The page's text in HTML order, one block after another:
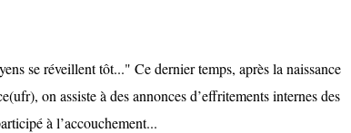
se réveillent tôt..." Ce dernier temps, après la naissance
on assiste à des annonces d’effritements internes des
à l’accouchement...